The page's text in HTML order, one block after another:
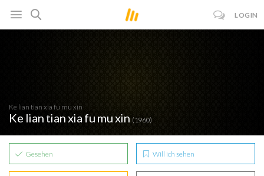
LOGIN
Ke lian tian xia fu mu xin
Ke lian tian xia fu mu xin (1960)
Gesehen Will ich sehen